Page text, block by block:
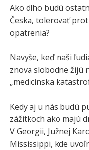
Ako dlho budú
Česka, tolerovať
opatrenia?
Navyše, keď naši
znova slobodne žijú
„medicínska
Kedy aj u nás budú
zážitkoch ako majú
V Georgii, Južnej
Mississippi, kde